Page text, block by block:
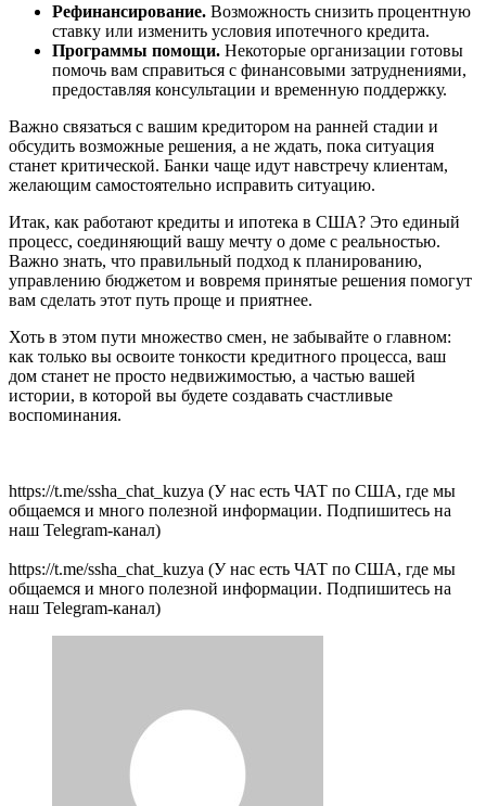
Рефинансирование. Возможность снизить процентную
ставку или изменить условия ипотечного кредита.
Программы помощи. Некоторые организации готовы
помочь вам справиться с финансовыми затруднениями,
предоставляя консультации и временную поддержку.
Важно связаться с вашим кредитором на ранней стадии и
обсудить возможные решения, а не ждать, пока ситуация
станет критической. Банки чаще идут навстречу клиентам,
желающим самостоятельно исправить ситуацию.
Итак, как работают кредиты и ипотека в США? Это единый
процесс, соединяющий вашу мечту о доме с реальностью.
Важно знать, что правильный подход к планированию,
управлению бюджетом и вовремя принятые решения помогут
вам сделать этот путь проще и приятнее.
Хоть в этом пути множество смен, не забывайте о главном:
как только вы освоите тонкости кредитного процесса, ваш
дом станет не просто недвижимостью, а частью вашей
истории, в которой вы будете создавать счастливые
воспоминания.
https://t.me/ssha_chat_kuzya (У нас есть ЧАТ по США, где мы
общаемся и много полезной информации. Подпишитесь на
наш Telegram-канал)
https://t.me/ssha_chat_kuzya (У нас есть ЧАТ по США, где мы
общаемся и много полезной информации. Подпишитесь на
наш Telegram-канал)